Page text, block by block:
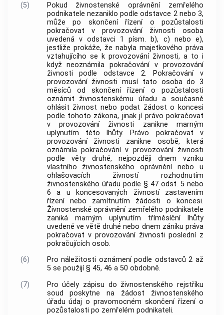
(5)
Pokud živnostenské oprávnění zemřelého
podnikatele nezaniklo podle odstavce 2 nebo 3,
může po skončení řízení o pozůstalosti
pokračovat v provozování živnosti osoba
uvedená v odstavci 1 písm. b), c) nebo e),
jestliže prokáže, že nabyla majetkového práva
vztahujícího se k provozování živnosti, a to i
když neoznámila pokračování v provozování
živnosti podle odstavce 2. Pokračování v
provozování živnosti musí tato osoba do 3
měsíců od skončení řízení o pozůstalosti
oznámit živnostenskému úřadu a současně
ohlásit živnost nebo podat žádost o koncesi
podle tohoto zákona, jinak jí právo pokračovat
v provozování živnosti zanikne marným
uplynutím této lhůty. Právo pokračovat v
provozování živnosti zanikne osobě, která
oznámila pokračování v provozování živnosti
podle věty druhé, nejpozději dnem vzniku
vlastního živnostenského oprávnění nebo u
ohlašovacích živností rozhodnutím
živnostenského úřadu podle § 47 odst. 5 nebo
6 a u koncesovaných živností zastavením
řízení nebo zamítnutím žádosti o koncesi.
Živnostenské oprávnění zemřelého podnikatele
zaniká marným uplynutím tříměsíční lhůty
uvedené ve větě druhé nebo dnem zániku práva
pokračovat v provozování živnosti poslední z
pokračujících osob.
(6)
Pro náležitosti oznámení podle odstavců 2 až
5 se použijí § 45, 46 a 50 obdobně.
(7)
Pro účely zápisu do živnostenského rejstříku
soud poskytne na žádost živnostenského
úřadu údaj o pravomocném skončení řízení o
pozůstalosti po zemřelém podnikateli.